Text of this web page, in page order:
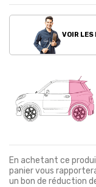
VOIR LES
En achetant ce
panier vous
un bon de réduction